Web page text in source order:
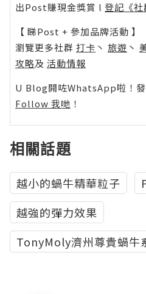
出Post賺現金獎賞 l 登記《社
【 睇Post + 參加品牌活動 】
瀏覽更多社群 打卡 丶 旅遊 丶
攻略及 活動情報
U Blog開咗WhatsApp啦！發
Follow 我哋 ！
相關話題
越小的蝸牛精華粒子
越強的彈力效果
TonyMoly濟州尊貴蝸牛